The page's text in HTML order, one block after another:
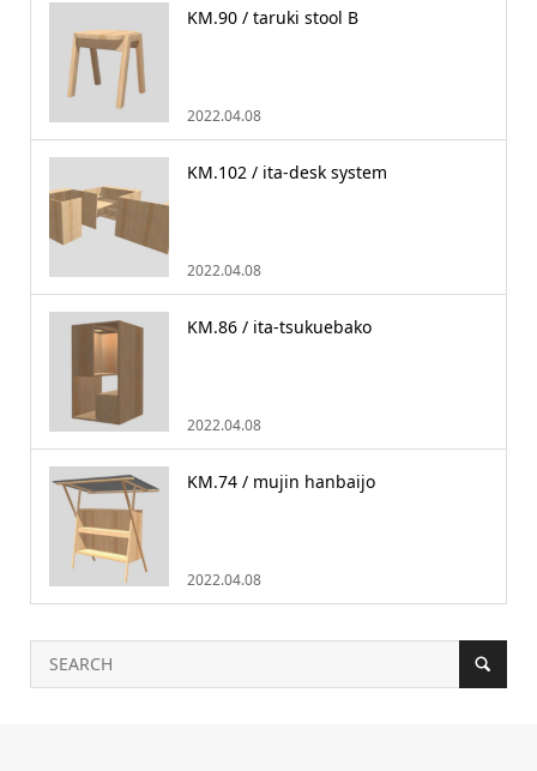
KM.90 / taruki stool B
2022.04.08
KM.102 / ita-desk system
2022.04.08
KM.86 / ita-tsukuebako
2022.04.08
KM.74 / mujin hanbaijo
2022.04.08